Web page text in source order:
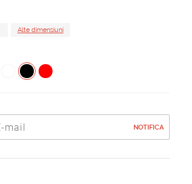
Alte dimensiuni
NOTIFICA